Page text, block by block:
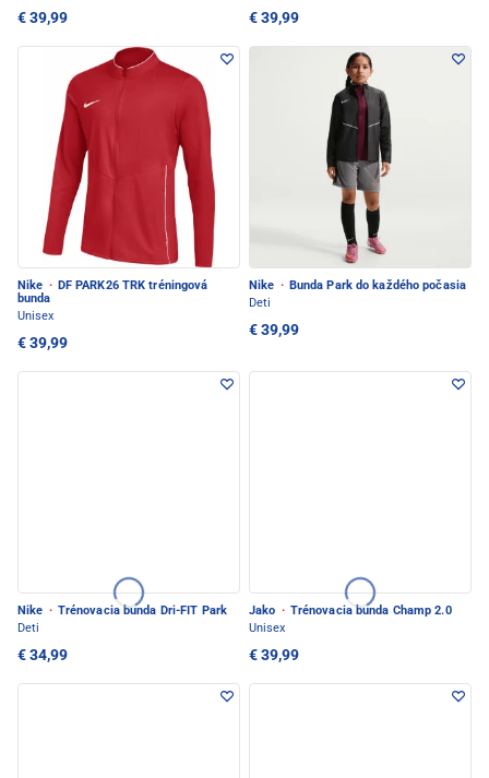
€ 39,99 € 39,99
Nike · DF PARK26 TRK tréningová
bunda
Unisex
€ 39,99
Nike · Bunda Park do každého počasia
Deti
€ 39,99
Nike · Trénovacia bunda Dri-FIT Park
Deti
€ 34,99
Jako · Trénovacia bunda Champ 2.0
Unisex
€ 39,99